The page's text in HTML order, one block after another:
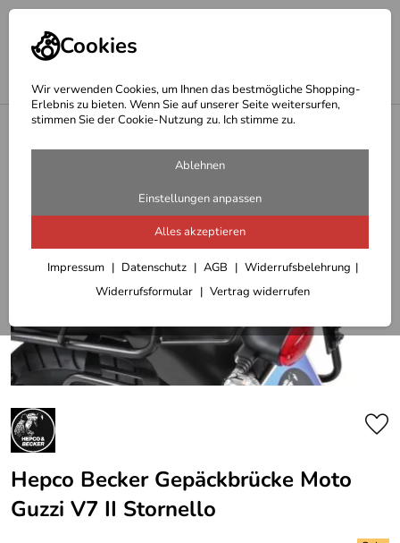
Cookies
Wir verwenden Cookies, um Ihnen das bestmögliche Shopping-
Erlebnis zu bieten. Wenn Sie auf unserer Seite weitersurfen,
stimmen Sie der Cookie-Nutzung zu. Ich stimme zu.
Ablehnen
Einstellungen anpassen
Alles akzeptieren
Impressum Datenschutz AGB
Widerrufsbelehrung
Widerrufsformular
Vertrag widerrufen
Hepco Becker Träger
Hepco Becker Gepäckbrücke Moto
Guzzi V7 II Stornello